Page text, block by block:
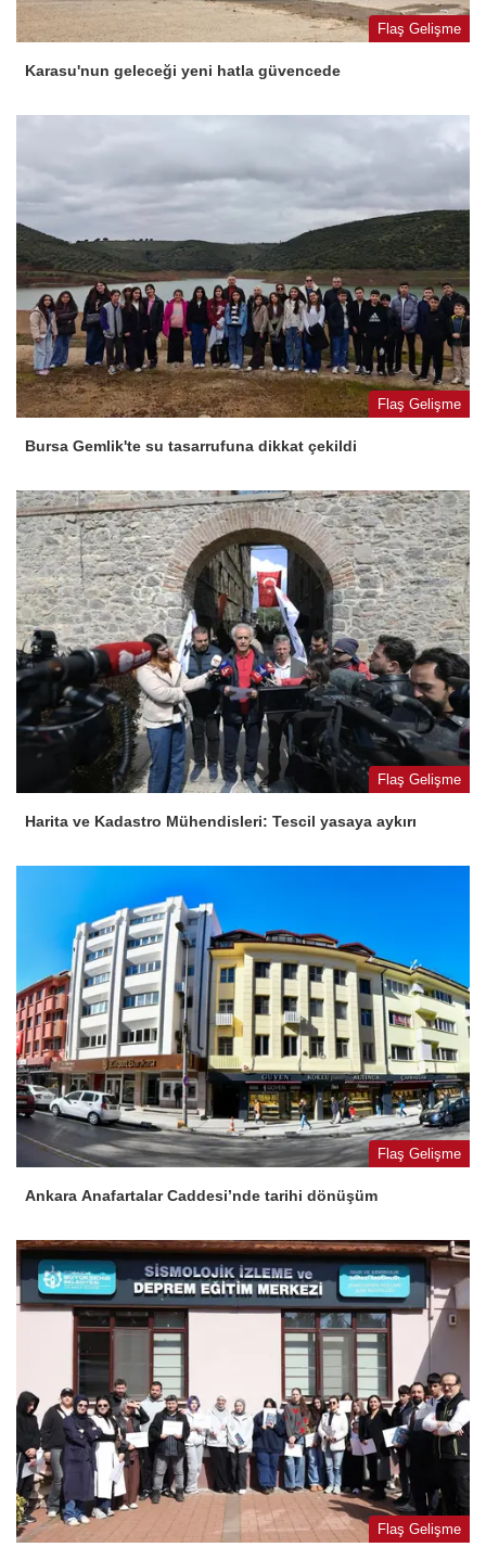
Flaş Gelişme
Karasu'nun geleceği yeni hatla güvencede
Flaş Gelişme
Bursa Gemlik'te su tasarrufuna dikkat çekildi
Flaş Gelişme
Harita ve Kadastro Mühendisleri: Tescil yasaya aykırı
Flaş Gelişme
Ankara Anafartalar Caddesi’nde tarihi dönüşüm
Flaş Gelişme